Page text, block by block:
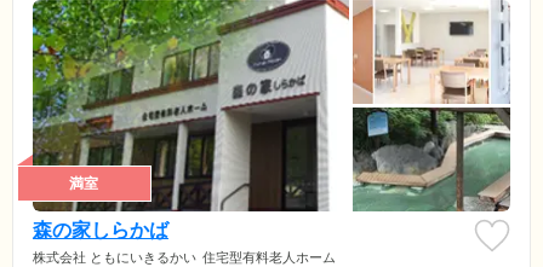
満室
森の家しらかば
株式会社 ともにいきるかい 住宅型有料老人ホーム